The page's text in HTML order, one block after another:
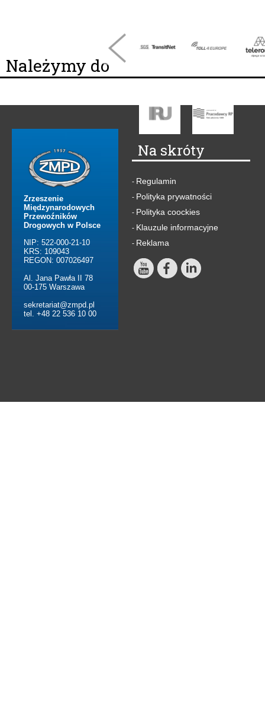
Należymy do
Zrzeszenie
Międzynarodowych
Przewoźników
Drogowych w Polsce
NIP: 522-000-21-10
KRS: 109043
REGON: 007026497
Al. Jana Pawła II 78
00-175 Warszawa
sekretariat@zmpd.pl
tel. +48 22 536 10 00
Na skróty
- Regulamin
- Polityka prywatności
- Polityka coockies
- Klauzule informacyjne
- Reklama